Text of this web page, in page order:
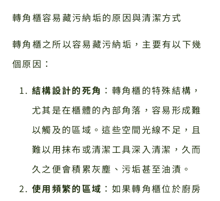
轉角櫃容易藏污納垢的原因與清潔方式
轉角櫃之所以容易藏污納垢，主要有以下幾
個原因：
結構設計的死角 ：轉角櫃的特殊結構，
尤其是在櫃體的內部角落，容易形成難
以觸及的區域。這些空間光線不足，且
難以用抹布或清潔工具深入清潔，久而
久之便會積累灰塵、污垢甚至油漬。
使用頻繁的區域 ：如果轉角櫃位於廚房